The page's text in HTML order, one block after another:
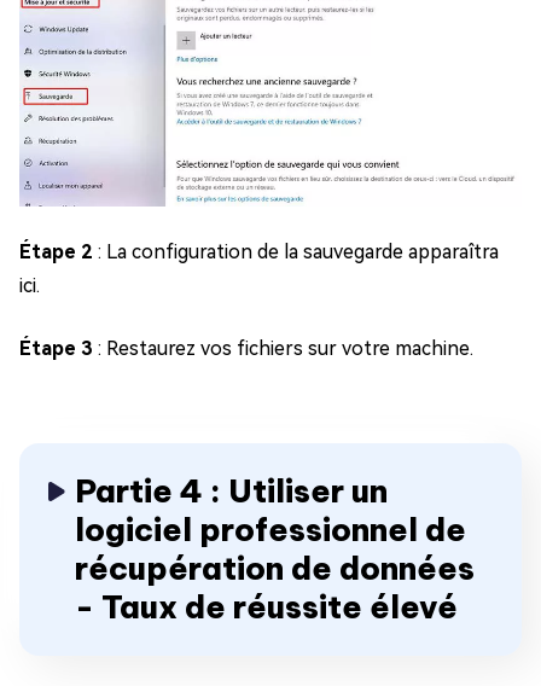
Étape 2 : La configuration de la sauvegarde apparaîtra
ici.
Étape 3 : Restaurez vos fichiers sur votre machine.
Partie 4 : Utiliser un
logiciel professionnel de
récupération de données
- Taux de réussite élevé